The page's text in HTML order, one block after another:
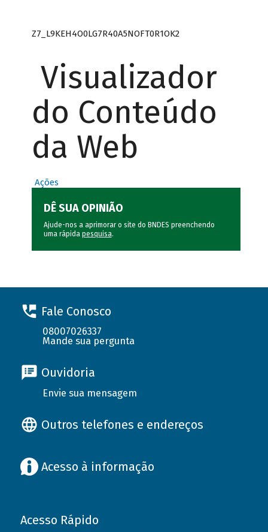
Z7_L9KEH4O0LG7R40A5NOFT0R1OK2
Visualizador
do Conteúdo
da Web
Ações
DÊ SUA OPINIÃO
Ajude-nos a aprimorar o site do BNDES preenchendo
uma rápida pesquisa.
Fale Conosco
08007026337
Mande sua pergunta
Ouvidoria
Envie sua mensagem
Outros telefones e endereços
Acesso à informação
Acesso Rápido